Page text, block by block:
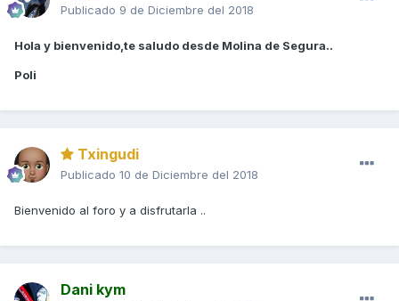
Publicado 9 de Diciembre del 2018
Hola y bienvenido,te saludo desde Molina de Segura..
Poli
Txingudi
Publicado 10 de Diciembre del 2018
Bienvenido al foro y a disfrutarla ..
Dani kym